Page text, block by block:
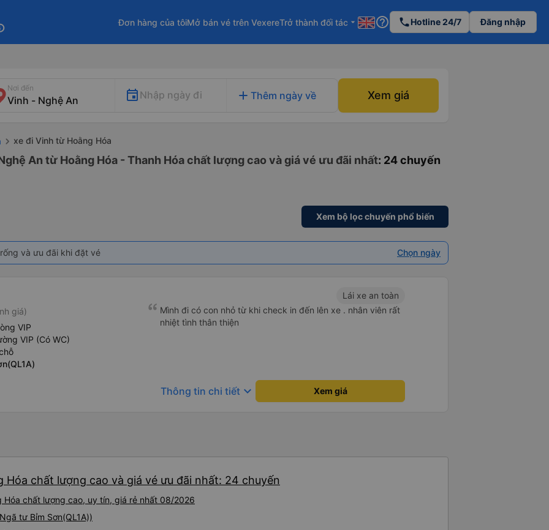
Đơn hàng của tôiMở bán vé trên VexereTrở thành đối tác arrow_drop_down help_outline phoneHotline 24/7 Đăng nhập
Nơi đến
Nhập ngày đi add Thêm ngày về Xem giá
xe đi Vinh từ Hoằng Hóa
An từ Hoằng Hóa - Thanh Hóa chất lượng cao và giá vé ưu đãi nhất: 24 chuyến
Xem bộ lọc chuyến phổ biến
và ưu đãi khi đặt vé Chọn ngày
giá)
VIP
VIP (Có WC)
Lái xe an toàn
Mình đi có con nhỏ từ khi check in đến lên xe . nhân viên rất
nhiệt tình thân thiện
Thông tin chi tiết keyboard_arrow_down Xem giá
chất lượng cao và giá vé ưu đãi nhất: 24 chuyến
Hóa chất lượng cao, uy tín, giá rẻ nhất 08/2026
tư Bỉm Sơn(QL1A))